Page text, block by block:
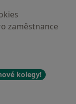
zaměstnance
kolegy!